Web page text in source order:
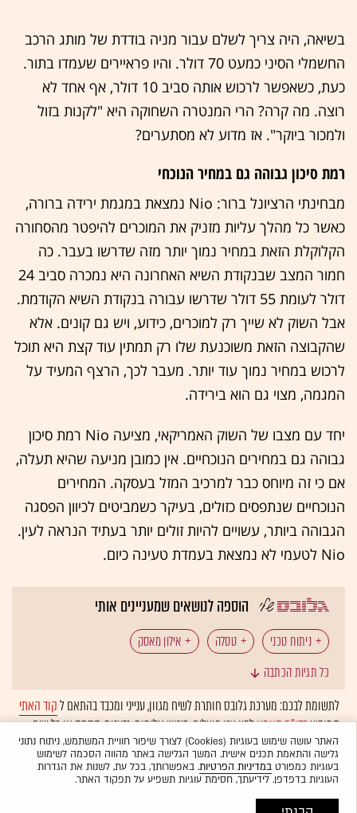
בשיאה, היה צריך לשלם עבור מניה בודדת של מותג הרכב
החשמלי הסיני כמעט 70 דולר. והיו פראיירים שעמדו בתור.
כעת, כשאפשר לרכוש אותה סביב 10 דולר, אף אחד לא
רוצה. מה קרה? הרי המנטרה השחוקה היא "לקנות בזול
ולמכור ביוקר". אז מדוע לא מסתערים?
רמת סיכון גבוהה גם במחיר הנוכחי
מבחינתי הרציונל ברור: Nio נמצאת במגמת ירידה ברורה,
כאשר כל מהלך עליות מזניק את המוכרים להיפטר מהסחורה
הקלוקלת הזאת במחיר נמוך יותר מזה שדרשו בעבר. כה
חמור המצב שבנקודת השיא האחרונה היא נמכרה סביב 24
דולר לעומת 55 דולר שדרשו עבורה בנקודת השיא הקודמת.
אבל השוק לא שייך רק למוכרים, כידוע, ויש גם קונים. אלא
שהקבוצה הזאת משוכנעת שלו רק תמתין עוד קצת היא תוכל
לרכוש במחיר נמוך עוד יותר. מעבר לכך, הרצף המעיד על
המגמה, מצוי גם הוא בירידה.
יחד עם מצבו של השוק האמריקאי, מציעה Nio רמת סיכון
גבוהה גם במחירים הנוכחיים. אין כמובן מניעה שהיא תעלה,
אם כי זה מיוחס כבר למרכיב המזל בעסקה. המחירים
הנוכחיים שנתפסים כזולים, בעיקר כשמביטים לכיוון הפסגה
הגבוהה ביותר, עשויים להיות זולים יותר בעתיד הנראה לעין.
Nio לטעמי לא נמצאת בעמדת טעינה כיום.
הוספה לנושאים שמעניינים אותי
ניתוח טכני טסלה אילון מאסק
מכונית חשמלית
כל תגיות הכתבה
לתשומת לבכם: מערכת גלובס חותרת לשיח מגוון, ענייני ומכבד בהתאם לקוד האתי
המופיעבדו"ח האמוןלפיו אנו פועלים. ביטויי אלימות, גזענות, הסתה או כל שיח
בלתי הולם אחר מסוננים בצורהאוטומטיתולא יפורסמו באתר.
האתר עושה שימוש בעוגיות (Cookies) לצורך שיפור חוויית המשתמש, ניתוח נתוני
גלישה והתאמת תכנים אישית. המשך הגלישה באתר מהווה הסכמה לשימוש
בעוגיות כמפורטבמדיניות הפרטיות. באפשרותך, בכל עת, לשנות את הגדרות
העוגיות בדפדפן. לידיעתך, חסימת עוגיות תשפיע על תפקוד האתר.